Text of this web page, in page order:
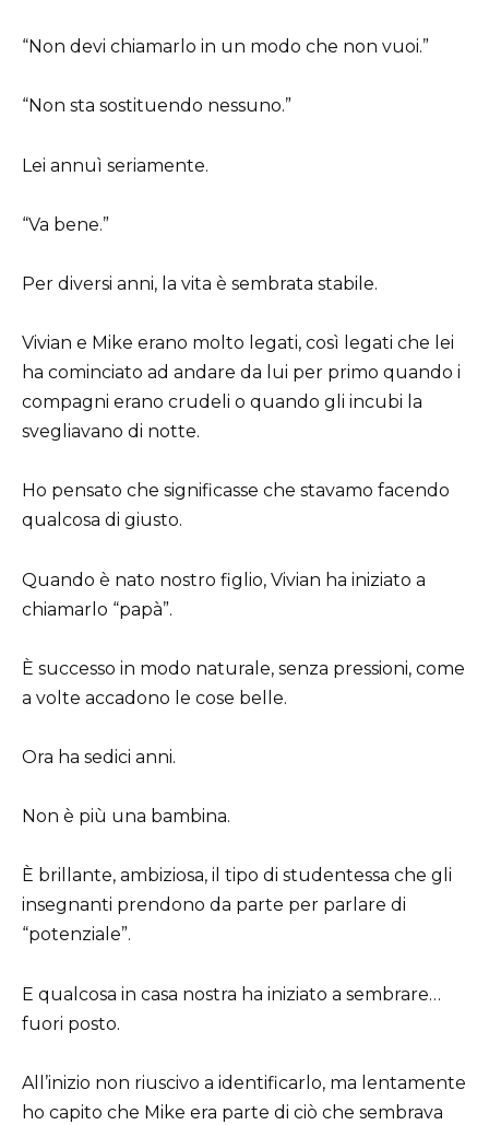
“Non devi chiamarlo in un modo che non vuoi.”
“Non sta sostituendo nessuno.”
Lei annuì seriamente.
“Va bene.”
Per diversi anni, la vita è sembrata stabile.
Vivian e Mike erano molto legati, così legati che lei
ha cominciato ad andare da lui per primo quando i
compagni erano crudeli o quando gli incubi la
svegliavano di notte.
Ho pensato che significasse che stavamo facendo
qualcosa di giusto.
Quando è nato nostro figlio, Vivian ha iniziato a
chiamarlo “papà”.
È successo in modo naturale, senza pressioni, come
a volte accadono le cose belle.
Ora ha sedici anni.
Non è più una bambina.
È brillante, ambiziosa, il tipo di studentessa che gli
insegnanti prendono da parte per parlare di
“potenziale”.
E qualcosa in casa nostra ha iniziato a sembrare…
fuori posto.
All’inizio non riuscivo a identificarlo, ma lentamente
ho capito che Mike era parte di ciò che sembrava